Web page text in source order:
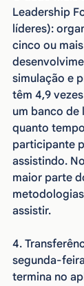
Leadership
líderes):
cinco ou
simulação e
têm 4,9
um banco de
quanto
participante
assistindo.
maior parte
assistir.
4.
segunda-
termina no